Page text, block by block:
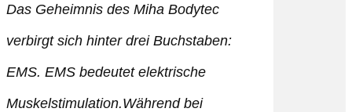
Das Geheimnis des Miha Bodytec
verbirgt sich hinter drei Buchstaben:
EMS. EMS bedeutet elektrische
Muskelstimulation.Während bei